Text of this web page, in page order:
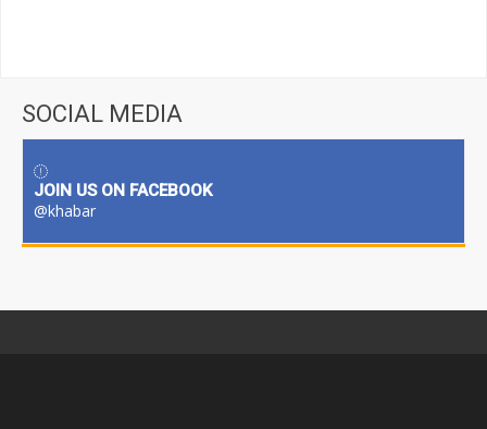
SOCIAL MEDIA
JOIN US ON FACEBOOK
@khabar